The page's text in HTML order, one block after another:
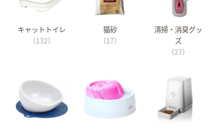
キャットトイレ
（132）
猫砂
（17）
清掃・消臭グッ
ズ
（27）